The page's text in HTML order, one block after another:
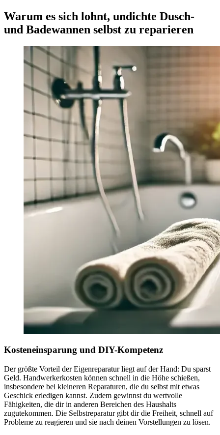
Warum es sich lohnt, undichte Dusch-
und Badewannen selbst zu reparieren
Kosteneinsparung und DIY-Kompetenz
Der größte Vorteil der Eigenreparatur liegt auf der Hand: Du sparst
Geld. Handwerkerkosten können schnell in die Höhe schießen,
insbesondere bei kleineren Reparaturen, die du selbst mit etwas
Geschick erledigen kannst. Zudem gewinnst du wertvolle
Fähigkeiten, die dir in anderen Bereichen des Haushalts
zugutekommen. Die Selbstreparatur gibt dir die Freiheit, schnell auf
Probleme zu reagieren und sie nach deinen Vorstellungen zu lösen.